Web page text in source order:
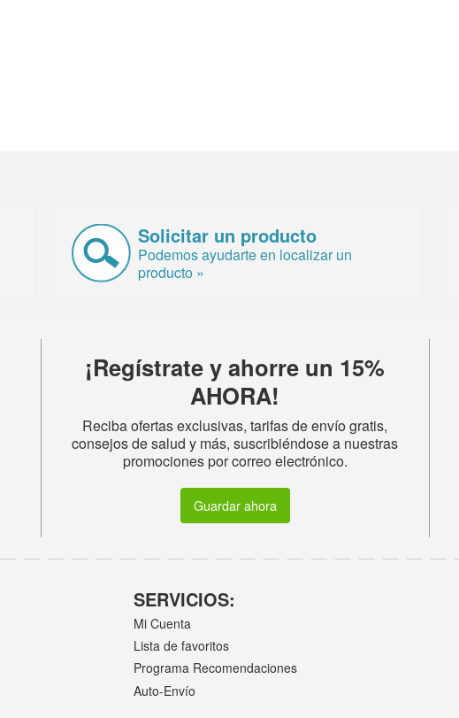
Solicitar un producto
Podemos ayudarte en localizar un
producto »
¡Regístrate y ahorre un 15%
AHORA!
Reciba ofertas exclusivas, tarifas de envío gratis,
consejos de salud y más, suscribiéndose a nuestras
promociones por correo electrónico.
Guardar ahora
SERVICIOS:
Mi Cuenta
Lista de favoritos
Programa Recomendaciones
Auto-Envío